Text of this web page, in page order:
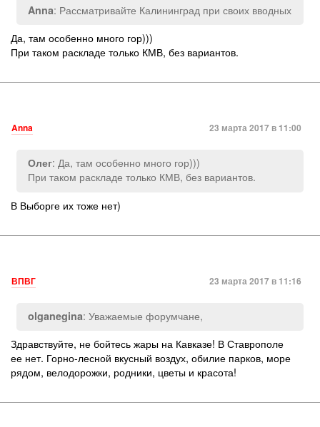
Anna: Рассматривайте Калининград при своих вводных
Да, там особенно много гор)))
При таком раскладе только КМВ, без вариантов.
Anna 23 марта 2017 в 11:00
Олег: Да, там особенно много гор)))
При таком раскладе только КМВ, без вариантов.
В Выборге их тоже нет)
ВПВГ 23 марта 2017 в 11:16
olganegina: Уважаемые форумчане,
Здравствуйте, не бойтесь жары на Кавказе! В Ставрополе
ее нет. Горно-лесной вкусный воздух, обилие парков, море
рядом, велодорожки, родники, цветы и красота!